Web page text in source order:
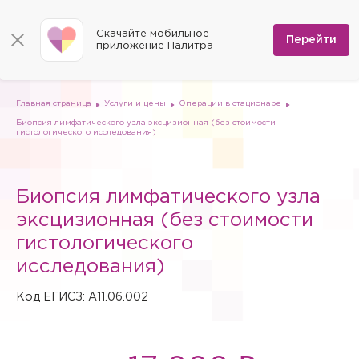
Вакансии
Документы
Сертификаты
Способы оплаты
Страховые организации
Заказать документы для налоговой
Онлайн-диагностика
Анкета оценки качества услуг
Мы на карте
Главная страница Услуги и цены Операции в стационаре
Биопсия лимфатического узла эксцизионная (без стоимости
гистологического исследования)
Биопсия лимфатического узла
эксцизионная (без стоимости
гистологического
исследования)
Код ЕГИСЗ: A11.06.002
Скачайте мобильное
приложение Палитра
Перейти